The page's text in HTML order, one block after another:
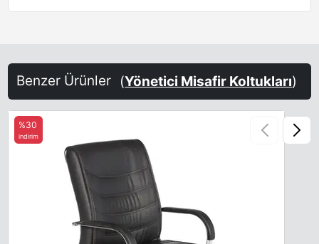
Benzer Ürünler (Yönetici Misafir Koltukları)
%30
indirim